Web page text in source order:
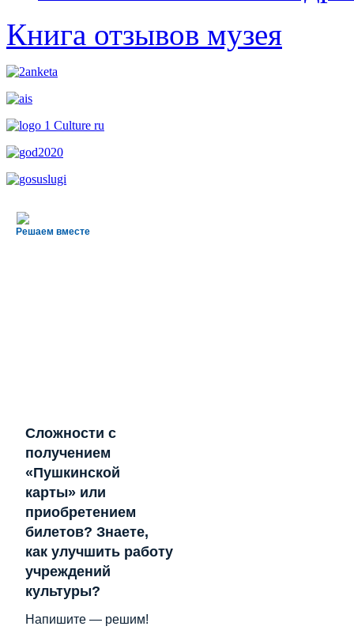
Книга отзывов музея
Решаем вместе
Сложности с
получением
«Пушкинской
карты» или
приобретением
билетов? Знаете,
как улучшить работу
учреждений
культуры?
Напишите — решим!